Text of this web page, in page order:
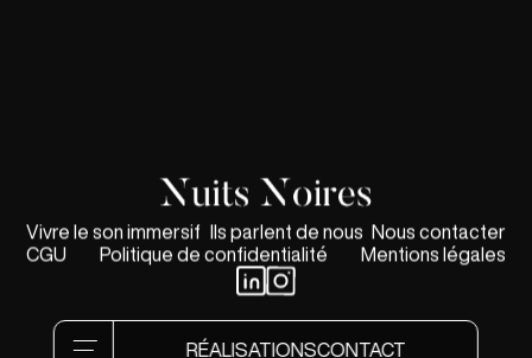
RÉALISATIONSCONTACT
Vivre le son immersif Ils parlent de nous
Nous contacter
CGU
Politique de confidentialité Mentions légales